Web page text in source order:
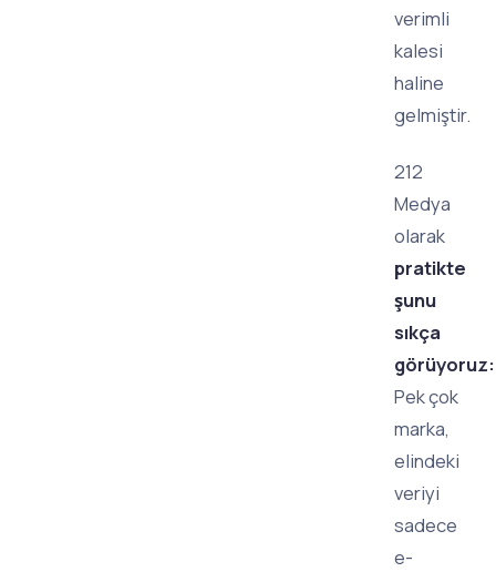
verimli
kalesi
haline
gelmiştir.
212
Medya
olarak
pratikte
şunu
sıkça
görüyoruz:
Pek çok
marka,
elindeki
veriyi
sadece
e-